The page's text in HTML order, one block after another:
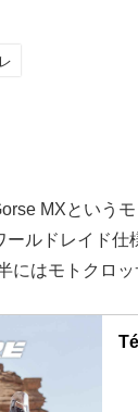
MXという
ールドレイド
にはモトクロッ